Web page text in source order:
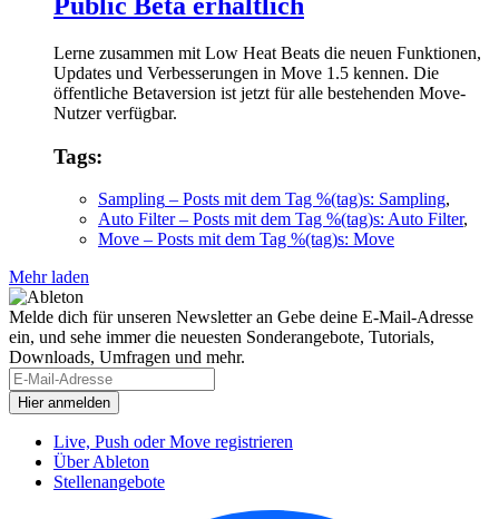
Lerne zusammen mit Low Heat Beats die neuen Funktionen,
Updates und Verbesserungen in Move 1.5 kennen. Die
öffentliche Betaversion ist jetzt für alle bestehenden Move-
Nutzer verfügbar.
Tags:
Sampling – Posts mit dem Tag %(tag)s: Sampling,
Auto Filter– Posts mit dem Tag %(tag)s: Auto Filter,
Move – Posts mit dem Tag %(tag)s: Move
Mehr laden
Melde dich für unseren Newsletter an Gebe deine E-Mail-Adresse
ein, und sehe immer die neuesten Sonderangebote, Tutorials,
Downloads, Umfragen und mehr.
Live, Push oder Move registrieren
Über Ableton
Stellenangebote